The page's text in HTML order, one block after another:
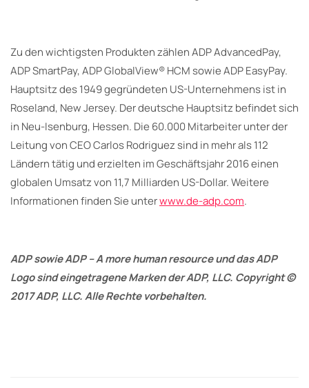
Zu den wichtigsten Produkten zählen ADP AdvancedPay,
ADP SmartPay, ADP GlobalView® HCM sowie ADP EasyPay.
Hauptsitz des 1949 gegründeten US-Unternehmens ist in
Roseland, New Jersey. Der deutsche Hauptsitz befindet sich
in Neu-Isenburg, Hessen. Die 60.000 Mitarbeiter unter der
Leitung von CEO Carlos Rodriguez sind in mehr als 112
Ländern tätig und erzielten im Geschäftsjahr 2016 einen
globalen Umsatz von 11,7 Milliarden US-Dollar. Weitere
Informationen finden Sie unterwww.de-adp.com.
ADP sowie ADP – A more human resource und das ADP
Logo sind eingetragene Marken der ADP, LLC. Copyright ©
2017 ADP, LLC. Alle Rechte vorbehalten.